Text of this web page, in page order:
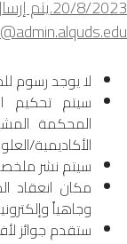
20/8/2023.يتم
لا يوجد رسوم
سيتم تحكيم
المحكمة
الأكاديمية/
سيتم نشر
مكان انعقاد
وجاهياً
ستقدم جوائز